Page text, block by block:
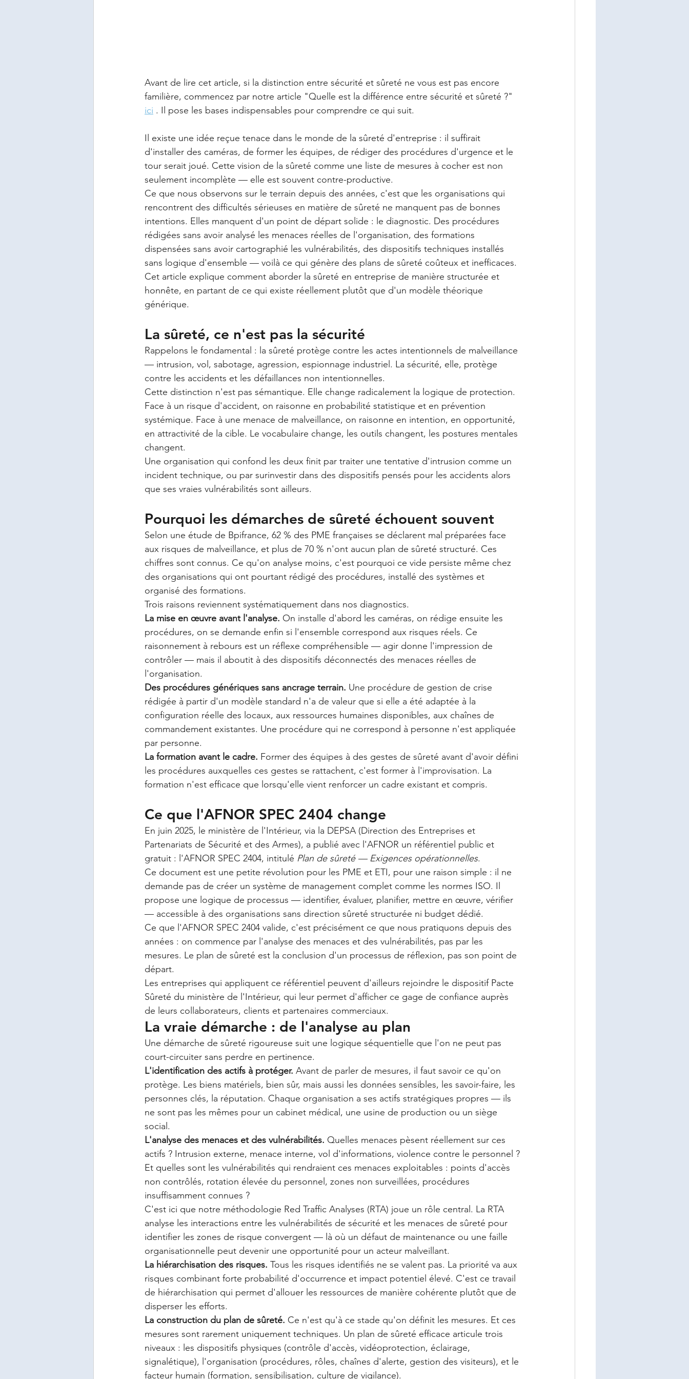
Avant de lire cet article, si la distinction entre sécurité et sûreté ne vous est pas encore
familière, commencez par notre article "Quelle est la différence entre sécurité et sûreté ?"
ici . Il pose les bases indispensables pour comprendre ce qui suit.
Il existe une idée reçue tenace dans le monde de la sûreté d'entreprise : il suffirait
d'installer des caméras, de former les équipes, de rédiger des procédures d'urgence et le
tour serait joué. Cette vision de la sûreté comme une liste de mesures à cocher est non
seulement incomplète — elle est souvent contre-productive.
Ce que nous observons sur le terrain depuis des années, c'est que les organisations qui
rencontrent des difficultés sérieuses en matière de sûreté ne manquent pas de bonnes
intentions. Elles manquent d'un point de départ solide : le diagnostic. Des procédures
rédigées sans avoir analysé les menaces réelles de l'organisation, des formations
dispensées sans avoir cartographié les vulnérabilités, des dispositifs techniques installés
sans logique d'ensemble — voilà ce qui génère des plans de sûreté coûteux et inefficaces.
Cet article explique comment aborder la sûreté en entreprise de manière structurée et
honnête, en partant de ce qui existe réellement plutôt que d'un modèle théorique
générique.
La sûreté, ce n'est pas la sécurité
Rappelons le fondamental : la sûreté protège contre les actes intentionnels de malveillance
— intrusion, vol, sabotage, agression, espionnage industriel. La sécurité, elle, protège
contre les accidents et les défaillances non intentionnelles.
Cette distinction n'est pas sémantique. Elle change radicalement la logique de protection.
Face à un risque d'accident, on raisonne en probabilité statistique et en prévention
systémique. Face à une menace de malveillance, on raisonne en intention, en opportunité,
en attractivité de la cible. Le vocabulaire change, les outils changent, les postures mentales
changent.
Une organisation qui confond les deux finit par traiter une tentative d'intrusion comme un
incident technique, ou par surinvestir dans des dispositifs pensés pour les accidents alors
que ses vraies vulnérabilités sont ailleurs.
Pourquoi les démarches de sûreté échouent souvent
Selon une étude de Bpifrance, 62 % des PME françaises se déclarent mal préparées face
aux risques de malveillance, et plus de 70 % n'ont aucun plan de sûreté structuré. Ces
chiffres sont connus. Ce qu'on analyse moins, c'est pourquoi ce vide persiste même chez
des organisations qui ont pourtant rédigé des procédures, installé des systèmes et
organisé des formations.
Trois raisons reviennent systématiquement dans nos diagnostics.
La mise en œuvre avant l'analyse. On installe d'abord les caméras, on rédige ensuite les
procédures, on se demande enfin si l'ensemble correspond aux risques réels. Ce
raisonnement à rebours est un réflexe compréhensible — agir donne l'impression de
contrôler — mais il aboutit à des dispositifs déconnectés des menaces réelles de
l'organisation.
Des procédures génériques sans ancrage terrain. Une procédure de gestion de crise
rédigée à partir d'un modèle standard n'a de valeur que si elle a été adaptée à la
configuration réelle des locaux, aux ressources humaines disponibles, aux chaînes de
commandement existantes. Une procédure qui ne correspond à personne n'est appliquée
par personne.
La formation avant le cadre. Former des équipes à des gestes de sûreté avant d'avoir défini
les procédures auxquelles ces gestes se rattachent, c'est former à l'improvisation. La
formation n'est efficace que lorsqu'elle vient renforcer un cadre existant et compris.
Ce que l'AFNOR SPEC 2404 change
En juin 2025, le ministère de l'Intérieur, via la DEPSA (Direction des Entreprises et
Partenariats de Sécurité et des Armes), a publié avec l'AFNOR un référentiel public et
gratuit : l'AFNOR SPEC 2404, intitulé Plan de sûreté — Exigences opérationnelles.
Ce document est une petite révolution pour les PME et ETI, pour une raison simple : il ne
demande pas de créer un système de management complet comme les normes ISO. Il
propose une logique de processus — identifier, évaluer, planifier, mettre en œuvre, vérifier
— accessible à des organisations sans direction sûreté structurée ni budget dédié.
Ce que l'AFNOR SPEC 2404 valide, c'est précisément ce que nous pratiquons depuis des
années : on commence par l'analyse des menaces et des vulnérabilités, pas par les
mesures. Le plan de sûreté est la conclusion d'un processus de réflexion, pas son point de
départ.
Les entreprises qui appliquent ce référentiel peuvent d'ailleurs rejoindre le dispositif Pacte
Sûreté du ministère de l'Intérieur, qui leur permet d'afficher ce gage de confiance auprès
de leurs collaborateurs, clients et partenaires commerciaux.
La vraie démarche : de l'analyse au plan
Une démarche de sûreté rigoureuse suit une logique séquentielle que l'on ne peut pas
court-circuiter sans perdre en pertinence.
L'identification des actifs à protéger. Avant de parler de mesures, il faut savoir ce qu'on
protège. Les biens matériels, bien sûr, mais aussi les données sensibles, les savoir-faire, les
personnes clés, la réputation. Chaque organisation a ses actifs stratégiques propres — ils
ne sont pas les mêmes pour un cabinet médical, une usine de production ou un siège
social.
L'analyse des menaces et des vulnérabilités. Quelles menaces pèsent réellement sur ces
actifs ? Intrusion externe, menace interne, vol d'informations, violence contre le personnel ?
Et quelles sont les vulnérabilités qui rendraient ces menaces exploitables : points d'accès
non contrôlés, rotation élevée du personnel, zones non surveillées, procédures
insuffisamment connues ?
C'est ici que notre méthodologie Red Traffic Analyses (RTA) joue un rôle central. La RTA
analyse les interactions entre les vulnérabilités de sécurité et les menaces de sûreté pour
identifier les zones de risque convergent — là où un défaut de maintenance ou une faille
organisationnelle peut devenir une opportunité pour un acteur malveillant.
La hiérarchisation des risques. Tous les risques identifiés ne se valent pas. La priorité va aux
risques combinant forte probabilité d'occurrence et impact potentiel élevé. C'est ce travail
de hiérarchisation qui permet d'allouer les ressources de manière cohérente plutôt que de
disperser les efforts.
La construction du plan de sûreté. Ce n'est qu'à ce stade qu'on définit les mesures. Et ces
mesures sont rarement uniquement techniques. Un plan de sûreté efficace articule trois
niveaux : les dispositifs physiques (contrôle d'accès, vidéoprotection, éclairage,
signalétique), l'organisation (procédures, rôles, chaînes d'alerte, gestion des visiteurs), et le
facteur humain (formation, sensibilisation, culture de vigilance).